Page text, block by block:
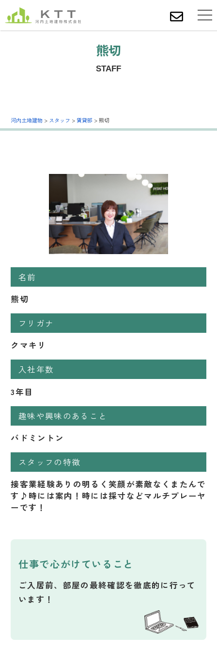
熊切
STAFF
河内土地建物 > スタッフ >賃貸部 >熊切
名前
熊切
フリガナ
クマキリ
入社年数
3年目
趣味や興味のあること
バドミントン
スタッフの特徴
接客業経験ありの明るく笑顔が素敵なくまたんで
す♪時には案内！時には採寸などマルチプレーヤ
ーです！
仕事で心がけていること
ご入居前、部屋の最終確認を徹底的に行って
います！